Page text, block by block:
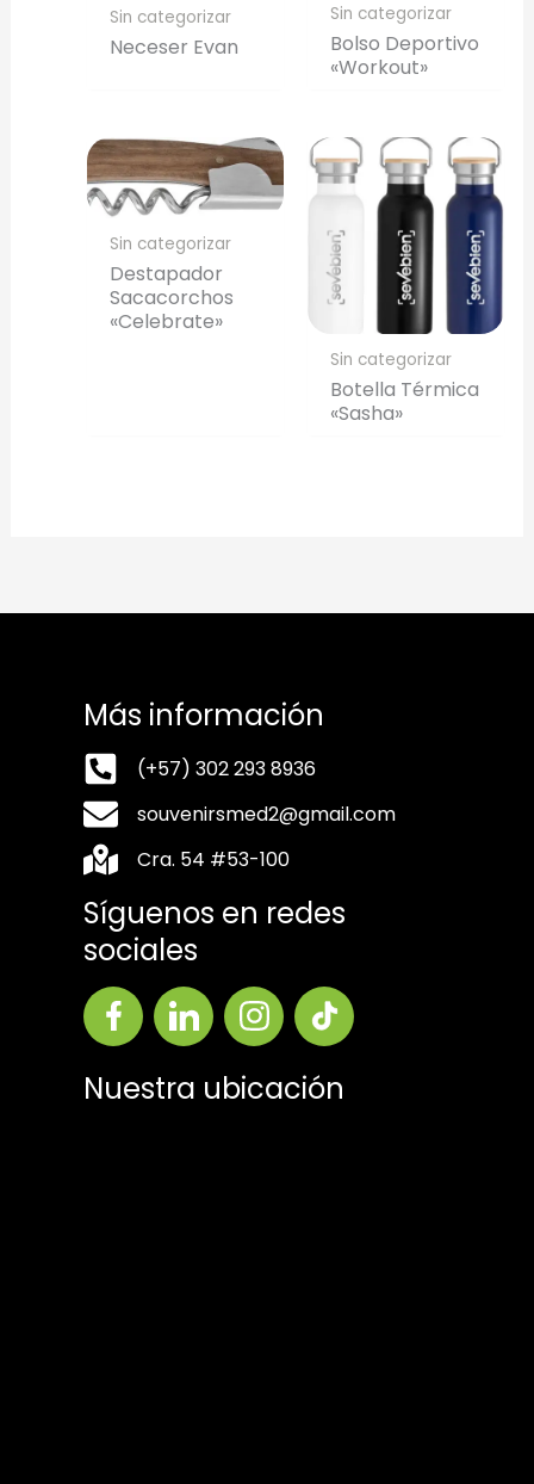
Sin categorizar
Neceser Evan
Sin categorizar
Bolso Deportivo
«Workout»
Sin categorizar
Destapador
Sacacorchos
«Celebrate»
Sin categorizar
Botella Térmica
«Sasha»
Más información
(+57) 302 293 8936
souvenirsmed2@gmail.com
Cra. 54 #53-100
Síguenos en redes
sociales
Nuestra ubicación